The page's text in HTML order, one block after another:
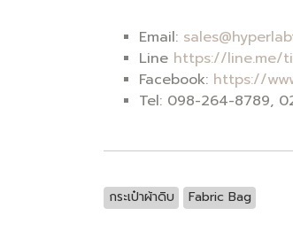
Email:
Line https://line.me/
Facebook: https://
Tel: 098-264-8789,
กระเป๋าผ้าดิบ Fabric Bag